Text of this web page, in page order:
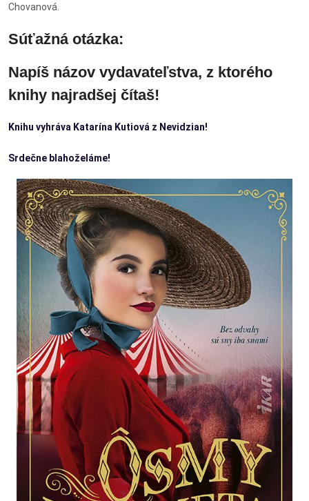
Chovanová.
Súťažná otázka:
Napíš názov vydavateľstva, z ktorého
knihy najradšej čítaš!
Knihu vyhráva Katarína Kutiová z Nevidzian!
Srdečne blahoželáme!